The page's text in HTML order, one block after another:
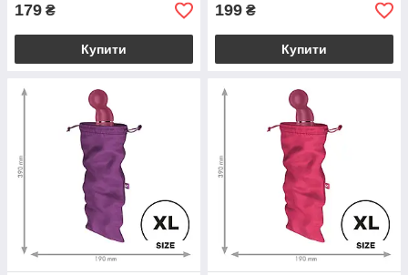
179 ₴
Купити
199 ₴
Купити